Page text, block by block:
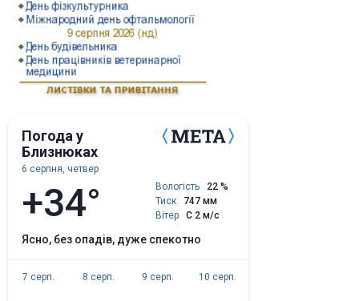
Погода у
Близнюках
6 серпня, четвер
+34° Вологість
22 %
Тиск
747 мм
Вітер
С 2 м/с
ясно, без опадів, дуже спекотно
7 серп. 8 серп. 9 серп. 10 серп.